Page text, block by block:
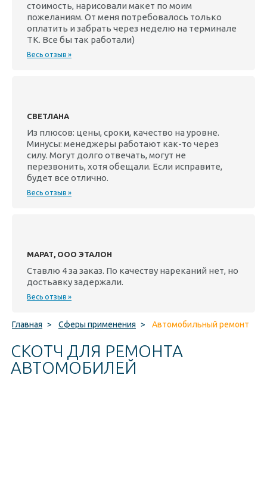
стоимость, нарисовали макет по моим
пожеланиям. От меня потребовалось только
оплатить и забрать через неделю на терминале
ТК. Все бы так работали)
Весь отзыв »
СВЕТЛАНА
Из плюсов: цены, сроки, качество на уровне.
Минусы: менеджеры работают как-то через
силу. Могут долго отвечать, могут не
перезвонить, хотя обещали. Если исправите,
будет все отлично.
Весь отзыв »
МАРАТ, ООО ЭТАЛОН
Ставлю 4 за заказ. По качеству нареканий нет, но
достьавку задержали.
Весь отзыв »
Главная > Сферы применения > Автомобильный ремонт
СКОТЧ ДЛЯ РЕМОНТА
АВТОМОБИЛЕЙ